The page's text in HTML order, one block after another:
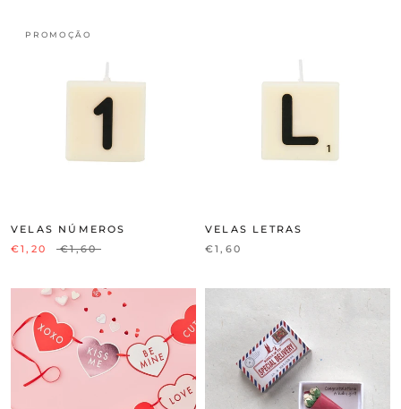
PROMOÇÃO
VELAS NÚMEROS
€1,20
€1,60
VELAS LETRAS
€1,60